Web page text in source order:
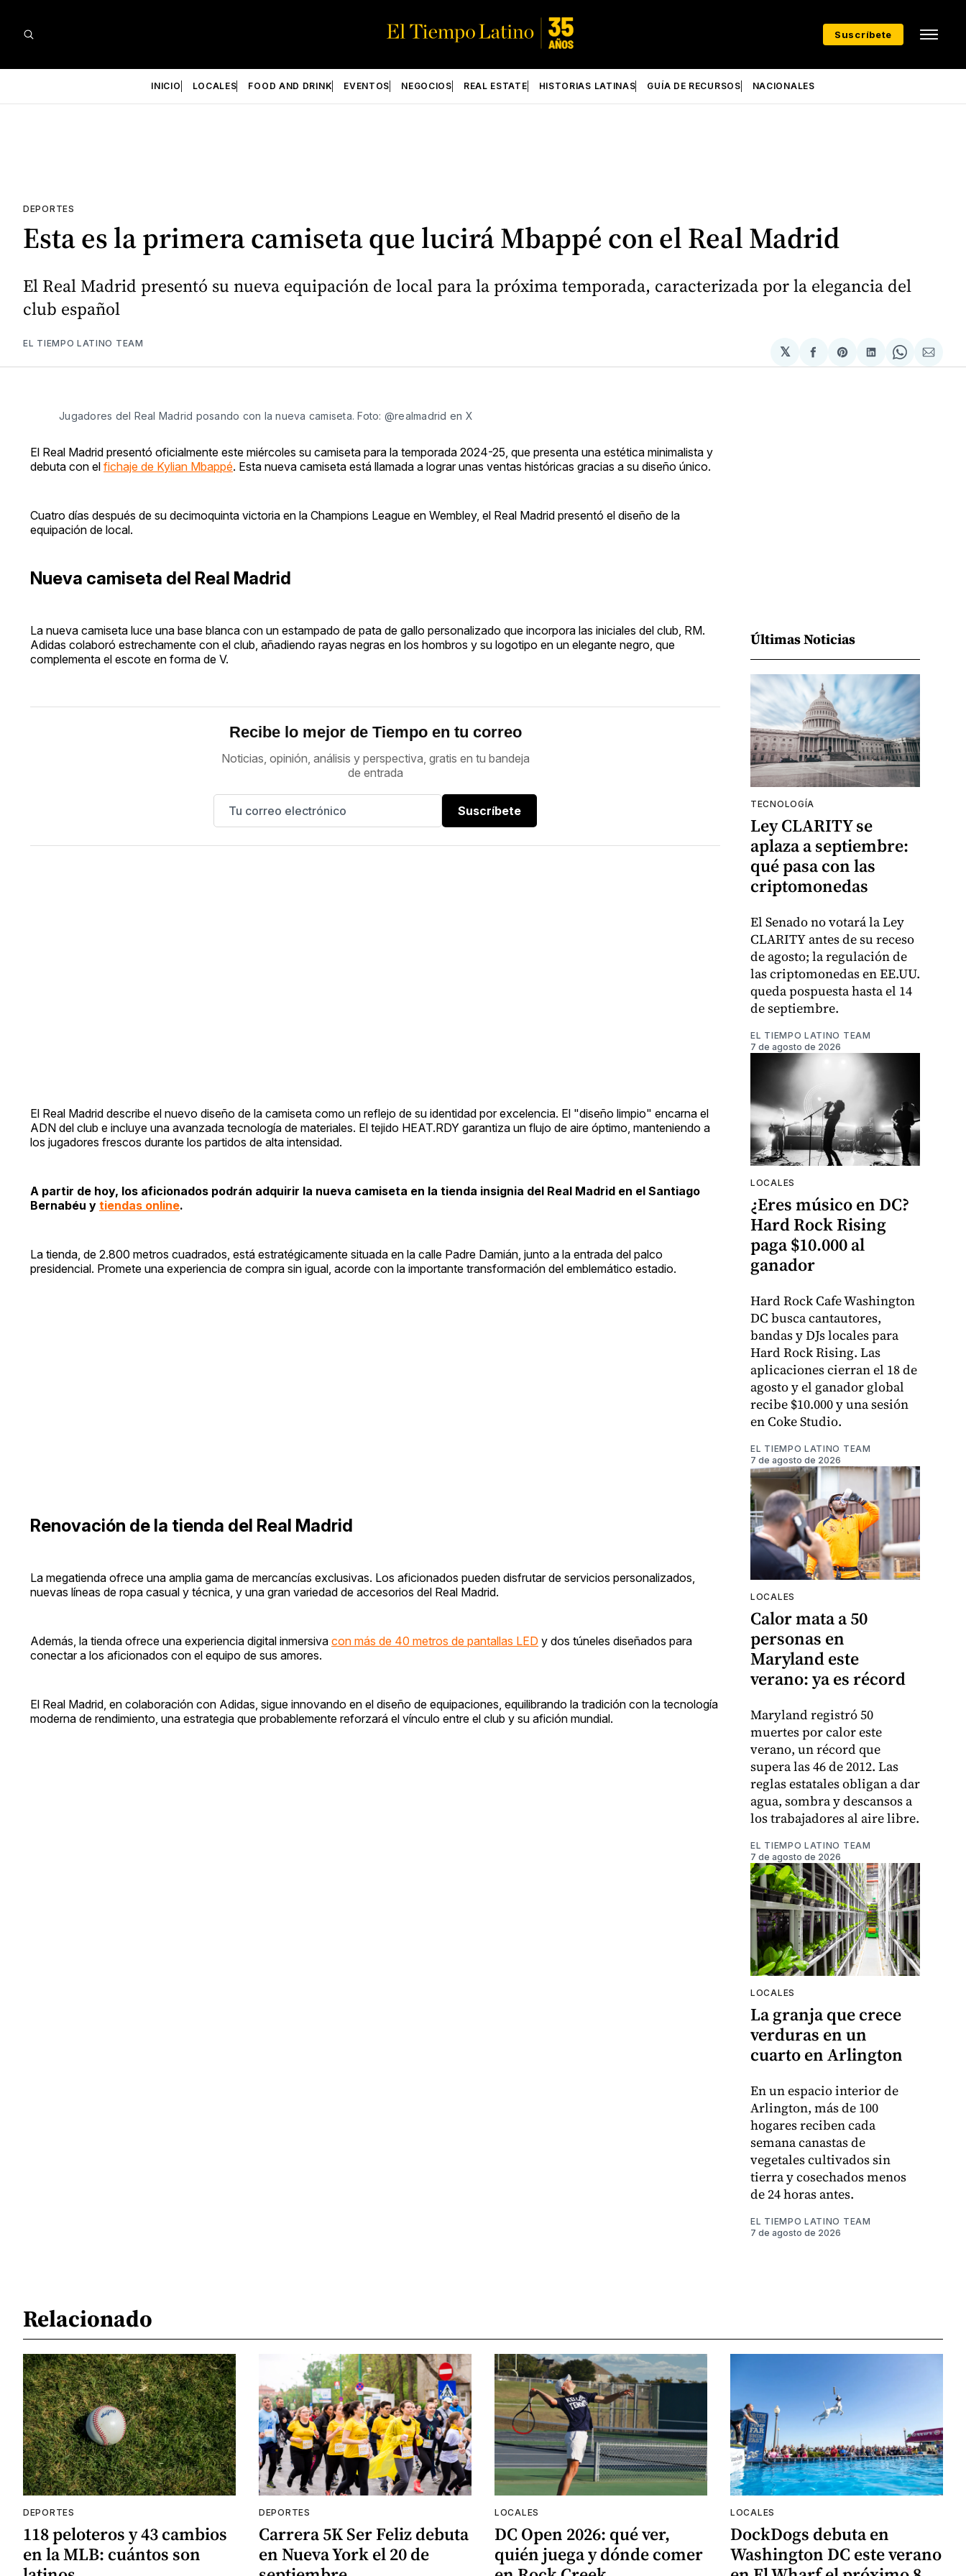
Suscríbete
INICIO LOCALES FOOD AND DRINK EVENTOS NEGOCIOS REAL ESTATE HISTORIAS LATINAS GUÍA DE RECURSOS NACIONALES
DEPORTES
Esta es la primera camiseta que lucirá Mbappé con el Real Madrid
El Real Madrid presentó su nueva equipación de local para la próxima temporada, caracterizada por la elegancia del
club español
EL TIEMPO LATINO TEAM
𝕏
Compartir
en
Share
on
Compartir
en
Share
on
via
Jugadores del Real Madrid posando con la nueva camiseta. Foto: @realmadrid en X
El Real Madrid presentó oficialmente este miércoles su camiseta para la temporada 2024-25, que presenta una estética minimalista y
debuta con el fichaje de Kylian Mbappé. Esta nueva camiseta está llamada a lograr unas ventas históricas gracias a su diseño único.
Cuatro días después de su decimoquinta victoria en la Champions League en Wembley, el Real Madrid presentó el diseño de la
equipación de local.
Nueva camiseta del Real Madrid
La nueva camiseta luce una base blanca con un estampado de pata de gallo personalizado que incorpora las iniciales del club, RM.
Adidas colaboró estrechamente con el club, añadiendo rayas negras en los hombros y su logotipo en un elegante negro, que
complementa el escote en forma de V.
Recibe lo mejor de Tiempo en tu correo
Noticias, opinión, análisis y perspectiva, gratis en tu bandeja
de entrada
Suscríbete
El Real Madrid describe el nuevo diseño de la camiseta como un reflejo de su identidad por excelencia. El "diseño limpio" encarna el
ADN del club e incluye una avanzada tecnología de materiales. El tejido HEAT.RDY garantiza un flujo de aire óptimo, manteniendo a
los jugadores frescos durante los partidos de alta intensidad.
A partir de hoy, los aficionados podrán adquirir la nueva camiseta en la tienda insignia del Real Madrid en el Santiago
Bernabéu y tiendas online.
La tienda, de 2.800 metros cuadrados, está estratégicamente situada en la calle Padre Damián, junto a la entrada del palco
presidencial. Promete una experiencia de compra sin igual, acorde con la importante transformación del emblemático estadio.
Renovación de la tienda del Real Madrid
La megatienda ofrece una amplia gama de mercancías exclusivas. Los aficionados pueden disfrutar de servicios personalizados,
nuevas líneas de ropa casual y técnica, y una gran variedad de accesorios del Real Madrid.
Además, la tienda ofrece una experiencia digital inmersiva con más de 40 metros de pantallas LED y dos túneles diseñados para
conectar a los aficionados con el equipo de sus amores.
El Real Madrid, en colaboración con Adidas, sigue innovando en el diseño de equipaciones, equilibrando la tradición con la tecnología
moderna de rendimiento, una estrategia que probablemente reforzará el vínculo entre el club y su afición mundial.
Últimas Noticias
TECNOLOGÍA
Ley CLARITY se
aplaza a septiembre:
qué pasa con las
criptomonedas
El Senado no votará la Ley
CLARITY antes de su receso
de agosto; la regulación de
las criptomonedas en EE.UU.
queda pospuesta hasta el 14
de septiembre.
EL TIEMPO LATINO TEAM
7 de agosto de 2026
LOCALES
¿Eres músico en DC?
Hard Rock Rising
paga $10.000 al
ganador
Hard Rock Cafe Washington
DC busca cantautores,
bandas y DJs locales para
Hard Rock Rising. Las
aplicaciones cierran el 18 de
agosto y el ganador global
recibe $10.000 y una sesión
en Coke Studio.
EL TIEMPO LATINO TEAM
7 de agosto de 2026
LOCALES
Calor mata a 50
personas en
Maryland este
verano: ya es récord
Maryland registró 50
muertes por calor este
verano, un récord que
supera las 46 de 2012. Las
reglas estatales obligan a dar
agua, sombra y descansos a
los trabajadores al aire libre.
EL TIEMPO LATINO TEAM
7 de agosto de 2026
LOCALES
La granja que crece
verduras en un
cuarto en Arlington
En un espacio interior de
Arlington, más de 100
hogares reciben cada
semana canastas de
vegetales cultivados sin
tierra y cosechados menos
de 24 horas antes.
EL TIEMPO LATINO TEAM
7 de agosto de 2026
Relacionado
DEPORTES
118 peloteros y 43 cambios
en la MLB: cuántos son
DEPORTES
Carrera 5K Ser Feliz debuta
en Nueva York el 20 de
LOCALES
DC Open 2026: qué ver,
quién juega y dónde comer
LOCALES
DockDogs debuta en
Washington DC este verano